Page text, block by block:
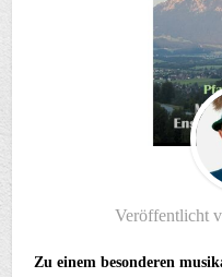
Veröffentlicht
Zu einem besonderen